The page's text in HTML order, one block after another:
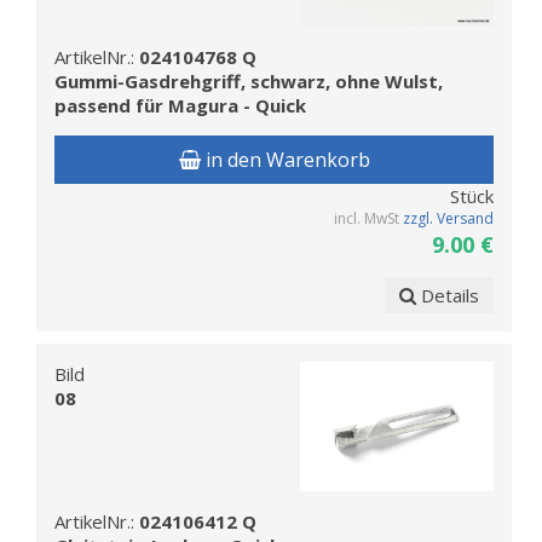
ArtikelNr.: 024104768 Q
Gummi-Gasdrehgriff, schwarz, ohne Wulst,
passend für Magura - Quick
in den Warenkorb
Stück
incl. MwSt zzgl. Versand
9.00 €
Details
Bild
08
ArtikelNr.: 024106412 Q